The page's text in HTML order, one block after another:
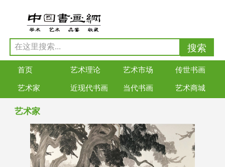
首页 艺术理论 艺术市场 传世书画
艺术家 近现代书画 当代书画 艺术商城
艺术家